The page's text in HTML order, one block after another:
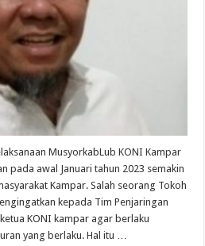
KONI
Kampar
MusyorkabLub KONI Kampar
pada awal Januari tahun 2023 semakin
Kampar. Salah seorang Tokoh
kepada Tim Penjaringan
KONI kampar agar berlaku
yang berlaku. Hal itu …